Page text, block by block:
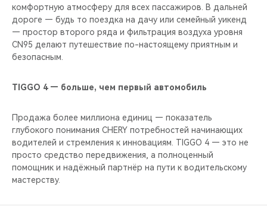
комфортную атмосферу для всех пассажиров. В дальней
дороге — будь то поездка на дачу или семейный уикенд
— простор второго ряда и фильтрация воздуха уровня
CN95 делают путешествие по-настоящему приятным и
безопасным.
TIGGO 4 — больше, чем первый автомобиль
Продажа более миллиона единиц — показатель
глубокого понимания CHERY потребностей начинающих
водителей и стремления к инновациям. TIGGO 4 — это не
просто средство передвижения, а полноценный
помощник и надёжный партнёр на пути к водительскому
мастерству.